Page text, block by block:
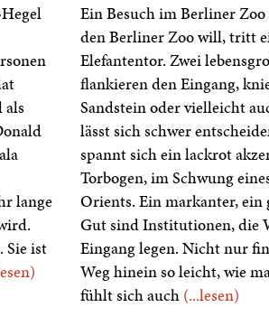
als
lange
Sie ist
Ein Besuch im Berliner
den Berliner Zoo will, tritt
Elefantentor. Zwei
flankieren den Eingang,
Sandstein oder vielleicht
lässt sich schwer
spannt sich ein lackrot
Torbogen, im Schwung
Orients. Ein markanter, ein
Gut sind Institutionen, die
Eingang legen. Nicht nur
Weg hinein so leicht, wie
fühlt sich auch (...lesen)